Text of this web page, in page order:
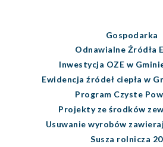
Gospodarka
Odnawialne Źródła
Inwestycja OZE w
Ewidencja źródeł ciepła w
Program Czyste
Projekty ze środków
Usuwanie wyrobów
Susza rolnicza